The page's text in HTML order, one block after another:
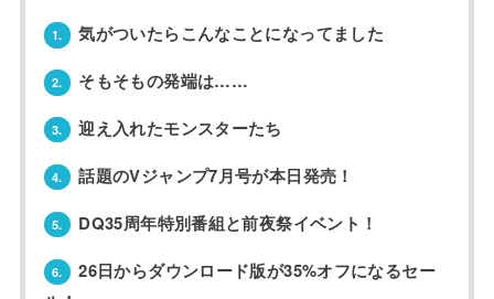
1. 気がついたらこんなことになってました
2. そもそもの発端は……
3. 迎え入れたモンスターたち
4. 話題のVジャンプ7月号が本日発売！
5. DQ35周年特別番組と前夜祭イベント！
6.
26日からダウンロード版が35%オフになるセー